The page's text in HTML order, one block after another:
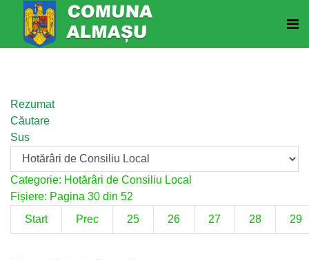
Rezumat
Căutare
Sus
Categorie: Hotărâri de Consiliu Local
Fișiere: Pagina 30 din 52
Start
Prec 25 26 27 28 29